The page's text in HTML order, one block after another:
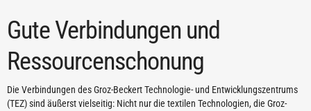
Gute Verbindungen und
Ressourcenschonung
Die Verbindungen des Groz-Beckert Technologie- und Entwicklungszentrums
(TEZ) sind äußerst vielseitig: Nicht nur die textilen Technologien, die Groz-